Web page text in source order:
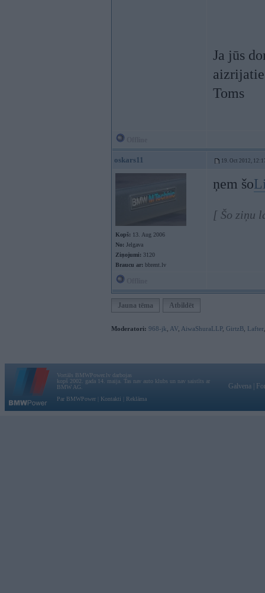
Ja jūs
Toms
oskars11 19. Oct 2012,
Kopš: 13. Aug 2006
No: Jelgava
Ziņojumi: 3120
Braucu ar: bbrent.lv
ņem šo
[ Šo ziņu
Jauna tēma Atbildēt
Moderatori: 968-jk AV AiwaShuraLLP, GirtzB Lafter
Vortāls BMWPower.lv darbojas
kopš 2002. gada 14. maija. Tas nav auto klubs un nav saistīts ar
BMW AG.
Par BMWPower
Kontakti Reklāma
Galvena